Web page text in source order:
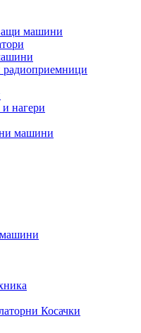
машини
нагери
машини
Косачки